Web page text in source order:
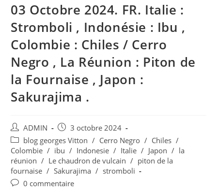
03 Octobre 2024. FR. Italie :
Stromboli , Indonésie : Ibu ,
Colombie : Chiles / Cerro
Negro , La Réunion : Piton de
la Fournaise , Japon :
Sakurajima .
Auteur/autrice
de
la
publication :
ADMIN
Publication
publiée :
3 octobre 2024
Post
category:
blog georges Vitton / Cerro Negro / Chiles /
Colombie / ibu / Indonesie / Italie / Japon / la
réunion / Le chaudron de vulcain / piton de la
fournaise / Sakurajima / stromboli
Commentaires
0 commentaire